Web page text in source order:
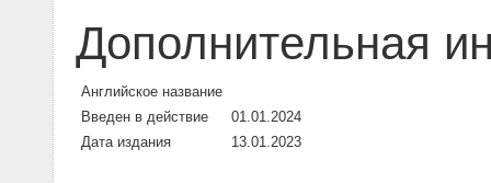
Дополнительная
Английское название
Введен в действие
01.01.2024
Дата издания
13.01.2023